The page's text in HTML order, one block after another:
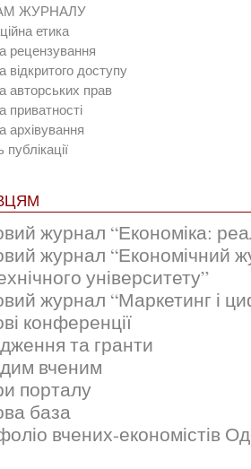
ЖУРНАЛУ
етика
рецензування
відкритого доступу
авторських прав
приватності
архівування
публікації
журнал “Економіка:
журнал “Економічний
університету”
журнал “Маркетинг і
конференції
та гранти
вченим
порталу
база
вчених-економістів